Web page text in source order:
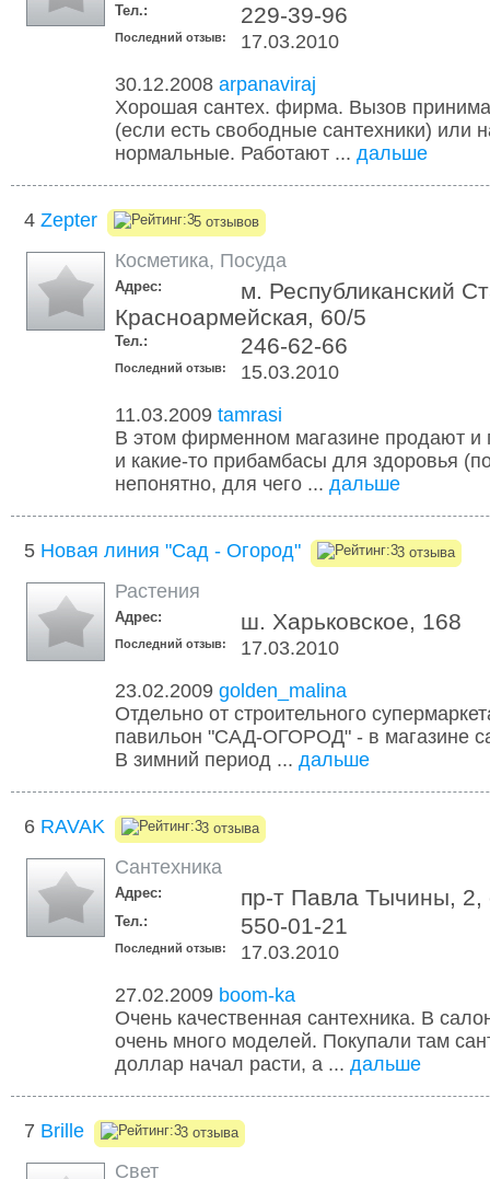
Тел.: 229-39-96
Последний отзыв:
17.03.2010
30.12.2008 arpanaviraj
Хорошая сантех. фирма. Вызов
(если есть свободные сантехники) или
нормальные. Работают ... дальше
4 Zepter 5 отзывов
Косметика, Посуда
Адрес:
м. Республиканский
Красноармейская, 60/5
Тел.: 246-62-66
Последний отзыв:
15.03.2010
11.03.2009 tamrasi
В этом фирменном магазине продают и
и какие-то прибамбасы для здоровья
непонятно, для чего ... дальше
5 Новая линия "Сад - Огород" 3 отзыва
Растения
Адрес: ш. Харьковское, 168
Последний отзыв:
17.03.2010
23.02.2009 golden_malina
Отдельно от строительного
павильон "САД-ОГОРОД" - в магазине
В зимний период ... дальше
6 RAVAK 3 отзыва
Сантехника
Адрес: пр-т Павла Тычины,
Тел.: 550-01-21
Последний отзыв:
17.03.2010
27.02.2009 boom-ka
Очень качественная сантехника. В
очень много моделей. Покупали там
доллар начал расти, а ... дальше
7 Brille 3 отзыва
Свет